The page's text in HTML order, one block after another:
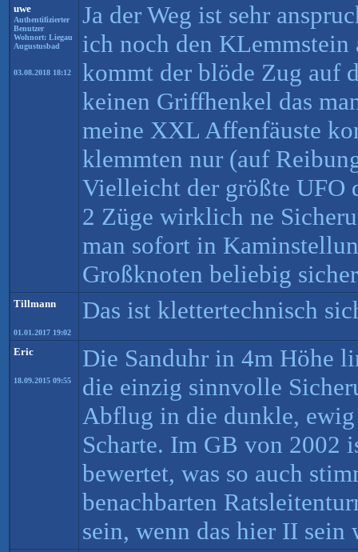
uwe
Authentifizierter
Benutzer
Wohnort: Liegau
Augustusbad
03.08.2018 18:12
Ja der Weg ist sehr
ich noch den KLemmstein
kommt der blöde Zug auf
keinen Griffhenkel das
meine XXL Affenfäuste
klemmten nur (auf
Vielleicht der größte UFO
2 Züge wirklich ne
man sofort in
Großknoten beliebig
Tillmann
01.01.2017 19:02
Das ist klettertechnisch
Eric
18.09.2015 09:55
Die Sanduhr in 4m Höhe
die einzig sinnvolle
Abflug in die dunkle,
Scharte. Im GB von 2002
bewertet, was so auch
benachbarten
sein, wenn das hier II sein